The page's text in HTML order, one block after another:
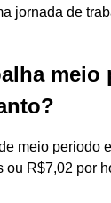
jornada de
meio
meio periodo
ou R$7,02 por